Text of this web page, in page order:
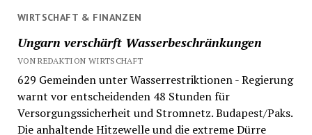
WIRTSCHAFT & FINANZEN
Ungarn verschärft Wasserbeschränkungen
VON REDAKTION WIRTSCHAFT
629 Gemeinden unter Wasserrestriktionen - Regierung
warnt vor entscheidenden 48 Stunden für
Versorgungssicherheit und Stromnetz. Budapest/Paks.
Die anhaltende Hitzewelle und die extreme Dürre